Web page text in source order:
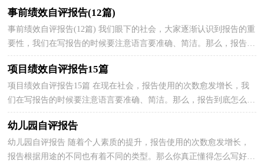
事前绩效自评报告(12篇)
事前绩效自评报告(12篇) 我们眼下的社会，大家逐渐认识到报告的重
要性，我们在写报告的时候要注意语言要准确、简洁。那么，报告到
底怎么写才合适呢？以下是小编帮大家整理的事前绩...
项目绩效自评报告15篇
项目绩效自评报告15篇 在现在社会，报告使用的次数愈发增长，我
们在写报告的时候要注意语言要准确、简洁。那么，报告到底怎么写
才合适呢？以下是小编精心整理的项目绩效自评报告，仅...
幼儿园自评报告
幼儿园自评报告 随着个人素质的提升，报告使用的次数愈发增长，
报告根据用途的不同也有着不同的类型。那么你真正懂得怎么写好报